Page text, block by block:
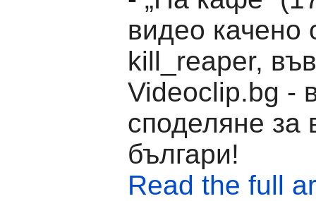
видео качено
kill_reaper, във
Videoclip.bg -
споделяне за
българи!
Read the full